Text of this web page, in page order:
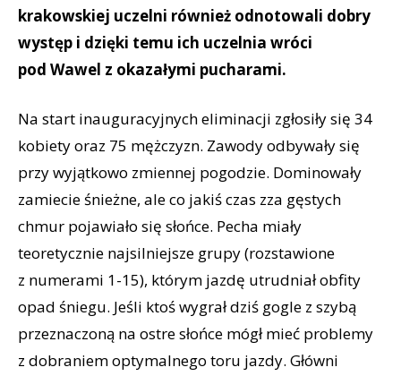
krakowskiej uczelni również odnotowali dobry
występ i dzięki temu ich uczelnia wróci
pod Wawel z okazałymi pucharami.
Na start inauguracyjnych eliminacji zgłosiły się 34
kobiety oraz 75 mężczyzn. Zawody odbywały się
przy wyjątkowo zmiennej pogodzie. Dominowały
zamiecie śnieżne, ale co jakiś czas zza gęstych
chmur pojawiało się słońce. Pecha miały
teoretycznie najsilniejsze grupy (rozstawione
z numerami 1-15), którym jazdę utrudniał obfity
opad śniegu. Jeśli ktoś wygrał dziś gogle z szybą
przeznaczoną na ostre słońce mógł mieć problemy
z dobraniem optymalnego toru jazdy. Główni